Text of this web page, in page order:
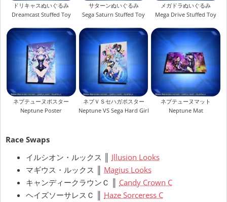
ドリキャスぬいぐるみ
Dreamcast Stuffed Toy
サターンぬいぐるみ
Sega Saturn Stuffed Toy
メガドラぬいぐるみ
Mega Drive Stuffed Toy
ネプテューヌポスター
Neptune Poster
ネプＶＳセハガポスター
Neptune VS Sega Hard Girls Poster
ネプテューヌマット
Neptune Mat
Race Swaps
イルシオン・ルックス ║ Illusion Looks
マギウス・ルックス ║ Magius Looks
キャンディークラウンＣ ║ Candy Crown C
ヘイズソーサレスＣ ║ Haze Sorceress C